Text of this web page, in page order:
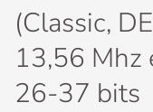
(Classic,
13,56 Mhz
26-37 bits